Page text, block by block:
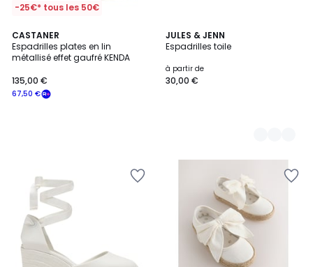
-25€* tous les 50€
CASTANER
Espadrilles plates en lin
métallisé effet gaufré KENDA
67,50 €
135,00 €
JULES & JENN
Espadrilles toile
à partir de
30,00 €
4
Couleurs